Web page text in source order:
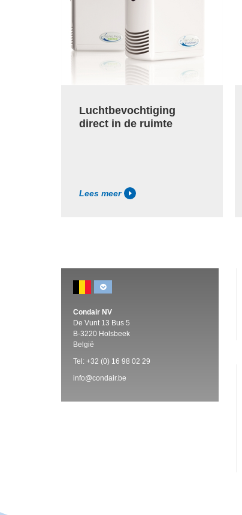
Luchtbevochtiging
direct in de ruimte
Lees meer
Condair NV
De Vunt 13 Bus 5
B-3220 Holsbeek
België
Tel: +32 (0) 16 98 02 29
info@condair.be